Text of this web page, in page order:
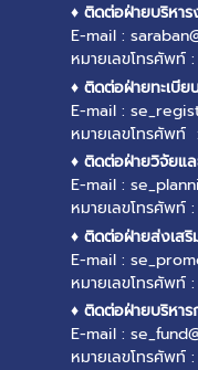
♦ ติดต่อฝ่ายบริหาร
E-mail :
หมายเลขโทรศัพท์
♦ ติดต่อฝ่ายทะเบี
E-mail :
หมายเลขโทรศัพ
♦ ติดต่อฝ่ายวิจัยแล
E-mail :
หมายเลขโทรศัพท์
♦ ติดต่อฝ่ายส่งเส
E-mail :
หมายเลขโทรศัพท์
♦ ติดต่อฝ่ายบริหา
E-mail :
หมายเลขโทรศัพท์